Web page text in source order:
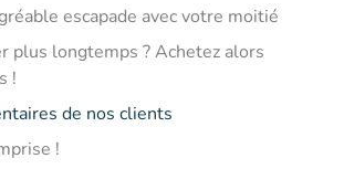
escapade avec votre moitié
plus longtemps ? Achetez alors
!
de nos clients
!